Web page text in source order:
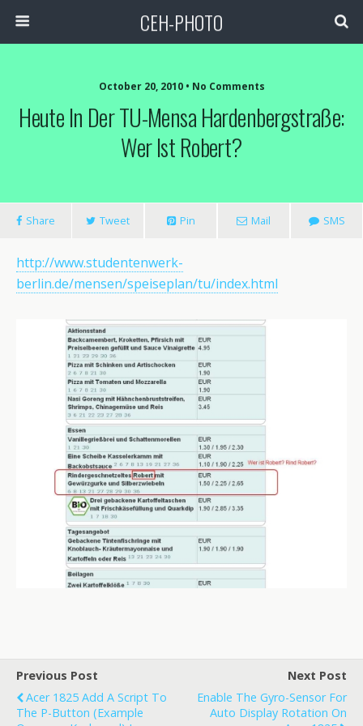
CEH-PHOTO
October 20, 2010 • No Comments
Heute In Der TU-Mensa Hardenbergstraße:
Wer Ist Robert?
Share Tweet Pin Mail SMS
http://www.studentenwerk-
berlin.de/mensen/speiseplan/tu/index.html
Previous Post
Acer 1825 Add A Script To
The P-Button (example
Next Post
Enable The Gyro-Sensor For
Auto Display Rotation On